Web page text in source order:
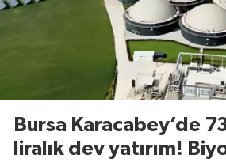
Bursa Karacabey’de
liralık dev yatırım!